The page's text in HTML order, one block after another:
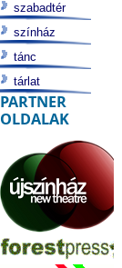
szabadtér
színház
tánc
tárlat
PARTNER
OLDALAK